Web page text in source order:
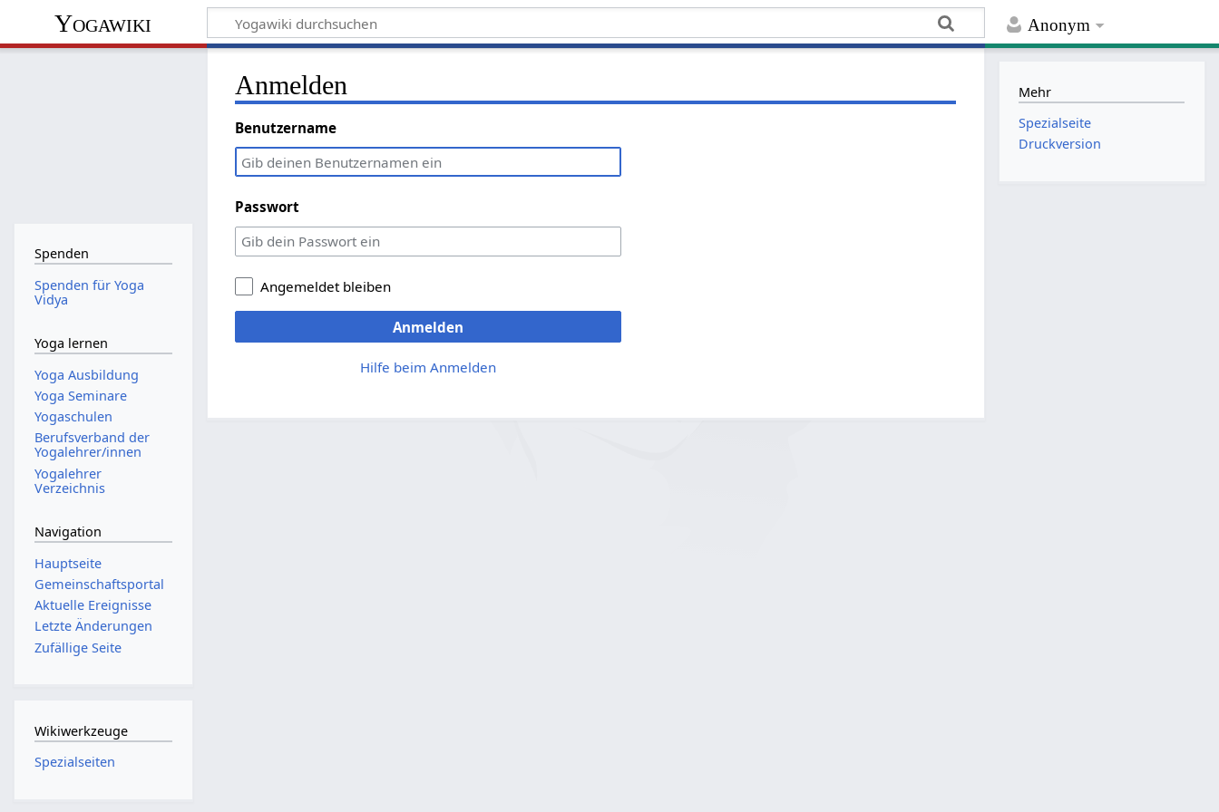
Anonym
Yogawiki
Anmelden
Benutzername
Passwort
Angemeldet bleiben
Anmelden
Hilfe beim Anmelden
Spenden
Spenden für Yoga
Vidya
Yoga lernen
Yoga Ausbildung
Yoga Seminare
Yogaschulen
Berufsverband der
Yogalehrer/innen
Yogalehrer
Verzeichnis
Navigation
Hauptseite
Gemeinschafts­portal
Aktuelle Ereignisse
Letzte Änderungen
Zufällige Seite
Wikiwerkzeuge
Spezialseiten
Mehr
Spezialseite
Druckversion